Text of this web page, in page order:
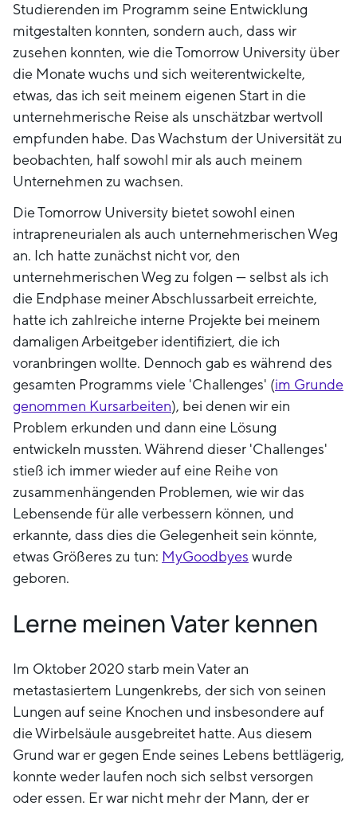
Studierenden im Programm seine Entwicklung
mitgestalten konnten, sondern auch, dass wir
zusehen konnten, wie die Tomorrow University über
die Monate wuchs und sich weiterentwickelte,
etwas, das ich seit meinem eigenen Start in die
unternehmerische Reise als unschätzbar wertvoll
empfunden habe. Das Wachstum der Universität zu
beobachten, half sowohl mir als auch meinem
Unternehmen zu wachsen.
Die Tomorrow University bietet sowohl einen
intrapreneurialen als auch unternehmerischen Weg
an. Ich hatte zunächst nicht vor, den
unternehmerischen Weg zu folgen — selbst als ich
die Endphase meiner Abschlussarbeit erreichte,
hatte ich zahlreiche interne Projekte bei meinem
damaligen Arbeitgeber identifiziert, die ich
voranbringen wollte. Dennoch gab es während des
gesamten Programms viele 'Challenges' (im Grunde
genommen Kursarbeiten), bei denen wir ein
Problem erkunden und dann eine Lösung
entwickeln mussten. Während dieser 'Challenges'
stieß ich immer wieder auf eine Reihe von
zusammenhängenden Problemen, wie wir das
Lebensende für alle verbessern können, und
erkannte, dass dies die Gelegenheit sein könnte,
etwas Größeres zu tun: MyGoodbyes wurde
geboren.
Lerne meinen Vater kennen
Im Oktober 2020 starb mein Vater an
metastasiertem Lungenkrebs, der sich von seinen
Lungen auf seine Knochen und insbesondere auf
die Wirbelsäule ausgebreitet hatte. Aus diesem
Grund war er gegen Ende seines Lebens bettlägerig,
konnte weder laufen noch sich selbst versorgen
oder essen. Er war nicht mehr der Mann, der er